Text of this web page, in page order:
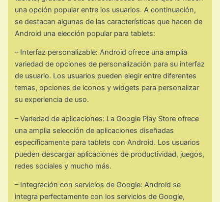
una opción popular entre los usuarios. A continuación,
se destacan algunas de las características que hacen de
Android una elección popular para tablets:
– Interfaz personalizable: Android ofrece una amplia
variedad de opciones de personalización para su interfaz
de usuario. Los usuarios pueden elegir entre diferentes
temas, opciones de iconos y widgets para personalizar
su experiencia de uso.
– Variedad de aplicaciones: La Google Play Store ofrece
una amplia selección de aplicaciones diseñadas
específicamente para tablets con Android. Los usuarios
pueden descargar aplicaciones de productividad, juegos,
redes sociales y mucho más.
– Integración con servicios de Google: Android se
integra perfectamente con los servicios de Google,